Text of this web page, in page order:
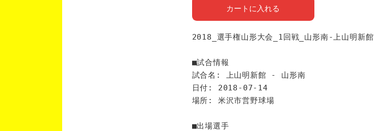
カートに入れる
2018_選手権山形大会_1回戦_山形南-上山明新館
■試合情報
試合名: 上山明新館 - 山形南
日付: 2018-07-14
場所: 米沢市営野球場
■出場選手